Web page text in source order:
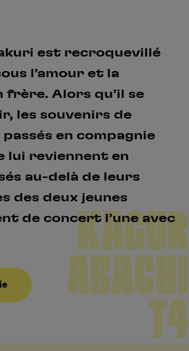
est recroquevillé
l’amour et la
frère. Alors qu’il se
les souvenirs de
en compagnie
lui reviennent en
au-delà de leurs
des deux jeunes
de concert l’une avec
KAGUR
ABACHI
T4